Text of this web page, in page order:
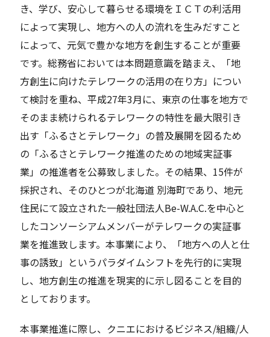
EN
JP
き、学び、安心して暮らせる環境をＩＣＴの利活用
によって実現し、地方への人の流れを生みだすこと
によって、元気で豊かな地方を創生することが重要
です。総務省においては本問題意識を踏まえ、「地
方創生に向けたテレワークの活用の在り方」につい
て検討を重ね、平成27年3月に、東京の仕事を地方で
そのまま続けられるテレワークの特性を最大限引き
出す「ふるさとテレワーク」の普及展開を図るため
の「ふるさとテレワーク推進のための地域実証事
業」の推進者を公募致しました。その結果、15件が
採択され、そのひとつが北海道 別海町であり、地元
住民にて設立された一般社団法人Be-W.A.C.を中心と
したコンソーシアムメンバーがテレワークの実証事
業を推進致します。本事業により、「地方への人と仕
事の誘致」というパラダイムシフトを先行的に実現
し、地方創生の推進を現実的に示し図ることを目的
としております。
本事業推進に際し、クニエにおけるビジネス/組織/人